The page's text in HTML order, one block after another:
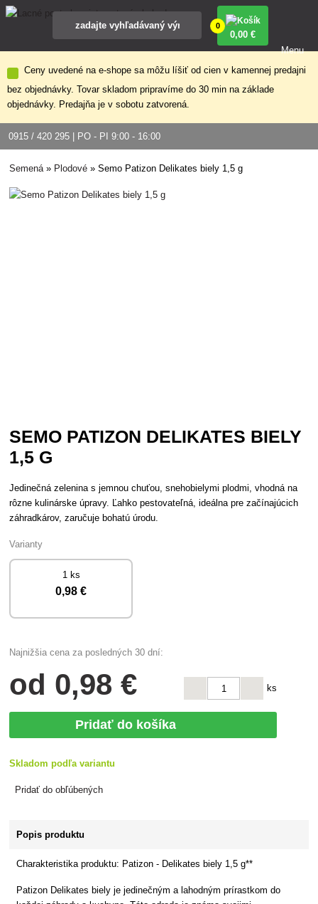
Ceny uvedené na e-shope sa môžu líšiť od cien v kamennej predajni
bez objednávky. Tovar skladom pripravíme do 30 min na základe
objednávky. Predajňa je v sobotu zatvorená.
0915 / 420 295 | PO - PI 9:00 - 16:00
0
0,00 €
Menu
Semená» Plodové »Semo Patizon Delikates biely 1,5 g
SEMO PATIZON DELIKATES BIELY
1,5 G
Jedinečná zelenina s jemnou chuťou, snehobielymi plodmi, vhodná na
rôzne kulinárske úpravy. Ľahko pestovateľná, ideálna pre začínajúcich
záhradkárov, zaručuje bohatú úrodu.
Varianty
1 ks
0,98 €
Najnižšia cena za posledných 30 dní:
od 0,98 € ks
Pridať do košíka
Skladom podľa variantu
Pridať do obľúbených
Popis produktu
Charakteristika produktu: Patizon - Delikates biely 1,5 g**
Patizon Delikates biely je jedinečným a lahodným prírastkom do